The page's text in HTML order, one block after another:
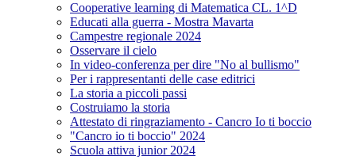
Cooperative learning di Matematica CL. 1^D
Educati alla guerra - Mostra Mavarta
Campestre regionale 2024
Osservare il cielo
In video-conferenza per dire "No al bullismo"
Per i rappresentanti delle case editrici
La storia a piccoli passi
Costruiamo la storia
Attestato di ringraziamento - Cancro Io ti boccio
"Cancro io ti boccio" 2024
Scuola attiva junior 2024